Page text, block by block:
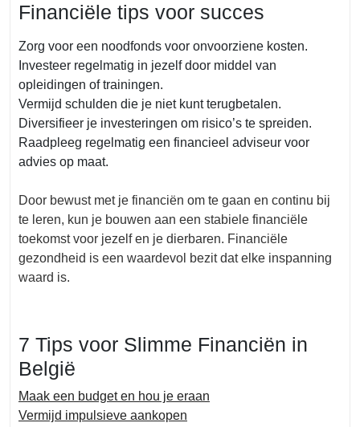
Financiële tips voor succes
Zorg voor een noodfonds voor onvoorziene kosten.
Investeer regelmatig in jezelf door middel van
opleidingen of trainingen.
Vermijd schulden die je niet kunt terugbetalen.
Diversifieer je investeringen om risico’s te spreiden.
Raadpleeg regelmatig een financieel adviseur voor
advies op maat.
Door bewust met je financiën om te gaan en continu bij
te leren, kun je bouwen aan een stabiele financiële
toekomst voor jezelf en je dierbaren. Financiële
gezondheid is een waardevol bezit dat elke inspanning
waard is.
7 Tips voor Slimme Financiën in
België
Maak een budget en hou je eraan
Vermijd impulsieve aankopen